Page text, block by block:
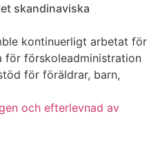
skandinaviska
kontinuerligt arbetat för
förskoleadministration
för föräldrar, barn,
och efterlevnad av